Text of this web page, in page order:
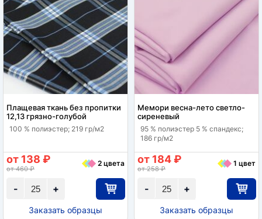
Плащевая ткань без пропитки
12,13 грязно-голубой
100 % полиэстер; 219 гр/м2
+
-
от 138 ₽
от 460 ₽
2 цвета
Заказать образцы
Мемори весна-лето светло-
сиреневый
95 % полиэстер 5 % спандекс;
186 гр/м2
+
-
от 184 ₽
от 258 ₽
1 цвет
Заказать образцы